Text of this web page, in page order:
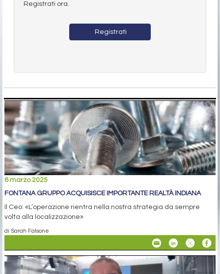
Registrati ora.
Registrati
6 marzo 2025
FONTANA GRUPPO ACQUISISCE IMPORTANTE REALTÀ INDIANA
Il Ceo: «L’operazione rientra nella nostra strategia da sempre
volta alla localizzazione»
di Sarah Falsone